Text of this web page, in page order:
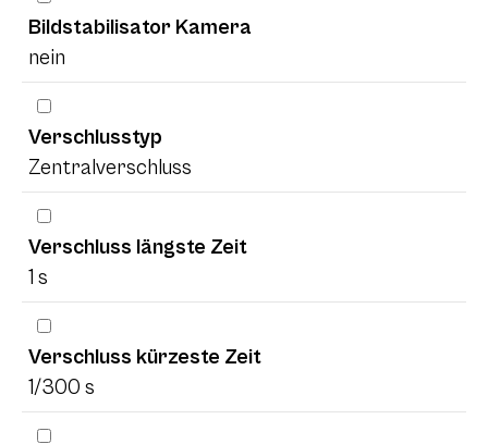
Bildstabilisator Kamera
nein
Verschlusstyp
Zentralverschluss
Verschluss längste Zeit
1 s
Verschluss kürzeste Zeit
1/300 s